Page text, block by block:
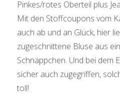
Pinkes/rotes Oberteil plus
Mit den Stoffcoupons vom
auch ab und an Glück, hier
zugeschnittene Bluse aus
Schnäppchen. Und bei dem
sicher auch zugegriffen,
toll!